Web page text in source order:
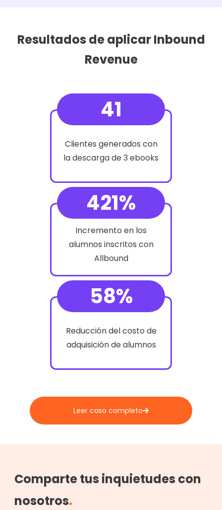
Resultados de aplicar Inbound
Revenue
41
Clientes generados con
la descarga de 3 ebooks
421%
Incremento en los
alumnos inscritos con
Allbound
58%
Reducción del costo de
adquisición de alumnos
Leer caso completo
Comparte tus inquietudes con
nosotros.